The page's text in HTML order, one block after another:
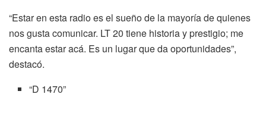
“Estar en esta radio es el sueño de la mayoría de quienes
nos gusta comunicar. LT 20 tiene historia y prestigio; me
encanta estar acá. Es un lugar que da oportunidades”,
destacó.
“D 1470”